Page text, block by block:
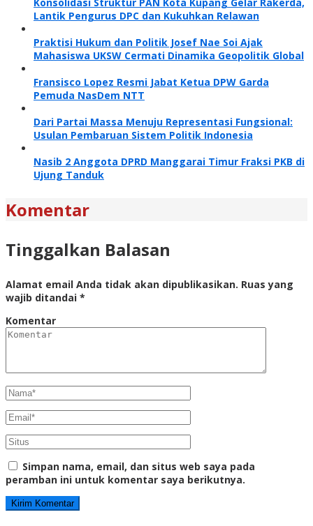
Lantik Pengurus DPC dan Kukuhkan Relawan
Praktisi Hukum dan Politik Josef Nae Soi Ajak
Mahasiswa UKSW Cermati Dinamika Geopolitik Global
Fransisco Lopez Resmi Jabat Ketua DPW Garda
Pemuda NasDem NTT
Dari Partai Massa Menuju Representasi Fungsional:
Usulan Pembaruan Sistem Politik Indonesia
Nasib 2 Anggota DPRD Manggarai Timur Fraksi PKB di
Ujung Tanduk
Komentar
Tinggalkan Balasan
Alamat email Anda tidak akan dipublikasikan. Ruas yang
wajib ditandai *
Komentar
Simpan nama, email, dan situs web saya pada
peramban ini untuk komentar saya berikutnya.